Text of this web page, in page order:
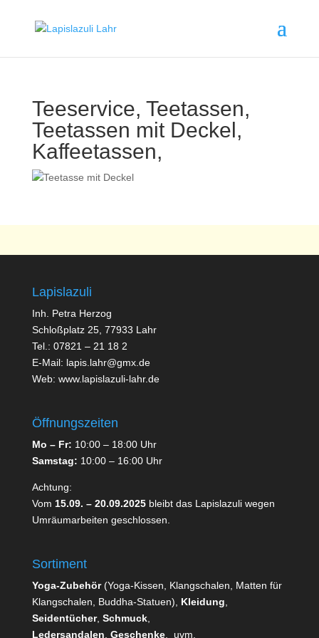
Teeservice, Teetassen,
Teetassen mit Deckel,
Kaffeetassen,
Lapislazuli
Inh. Petra Herzog
Schloßplatz 25, 77933 Lahr
Tel.: 07821 – 21 18 2
E-Mail: lapis.lahr@gmx.de
Web: www.lapislazuli-lahr.de
Öffnungszeiten
Mo –Fr: 10:00 – 18:00 Uhr
Samstag: 10:00 – 16:00 Uhr
Achtung:
Vom 15.09. – 20.09.2025bleibt das Lapislazuli wegen
Umräumarbeiten geschlossen.
Sortiment
Yoga-Zubehör(Yoga-Kissen, Klangschalen, Matten für
Klangschalen, Buddha-Statuen), Kleidung,
Seidentücher, Schmuck,
Ledersandalen, Geschenke, uvm.